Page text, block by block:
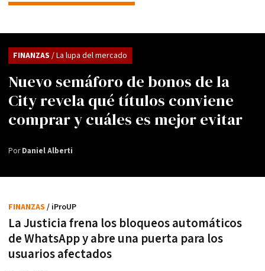
Nuevo semáforo de bonos de la
City revela qué títulos conviene
comprar y cuáles es mejor evitar
FINANZAS / La lupa del mercado
PorDaniel Alberti
La Justicia frena los bloqueos automáticos
de WhatsApp y abre una puerta para los
usuarios afectados
FINANZAS / iProUP